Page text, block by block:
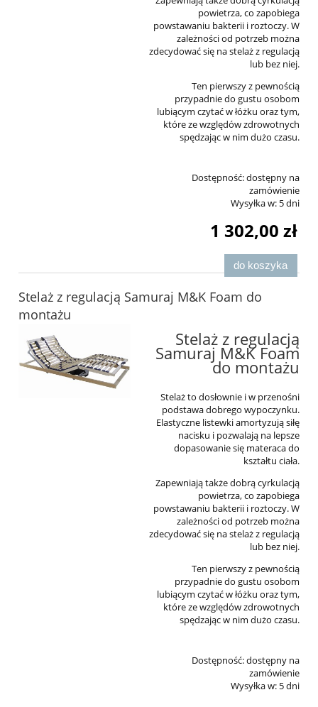
powietrza, co zapobiega
powstawaniu bakterii i roztoczy. W
zależności od potrzeb można
zdecydować się na stelaż z regulacją
lub bez niej.
Ten pierwszy z pewnością
przypadnie do gustu osobom
lubiącym czytać w łóżku oraz tym,
które ze względów zdrowotnych
spędzając w nim dużo czasu.
Dostępność:dostępny na
zamówienie
Wysyłka w: 5 dni
1 302,00 zł
do koszyka
Stelaż z regulacją Samuraj M&K Foam do
montażu
Stelaż z regulacją
Samuraj M&K Foam
do montażu
Stelaż to dosłownie i w przenośni
podstawa dobrego wypoczynku.
Elastyczne listewki amortyzują siłę
nacisku i pozwalają na lepsze
dopasowanie się materaca do
kształtu ciała.
Zapewniają także dobrą cyrkulacją
powietrza, co zapobiega
powstawaniu bakterii i roztoczy. W
zależności od potrzeb można
zdecydować się na stelaż z regulacją
lub bez niej.
Ten pierwszy z pewnością
przypadnie do gustu osobom
lubiącym czytać w łóżku oraz tym,
które ze względów zdrowotnych
spędzając w nim dużo czasu.
Dostępność:dostępny na
zamówienie
Wysyłka w: 5 dni